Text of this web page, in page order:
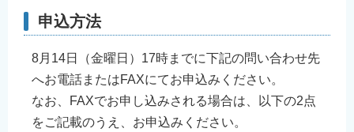
申込方法
8月14日（金曜日）17時までに下記の問い合わせ先
へお電話またはFAXにてお申込みください。
なお、FAXでお申し込みされる場合は、以下の2点
をご記載のうえ、お申込みください。
简体中文
한국어
Filipino